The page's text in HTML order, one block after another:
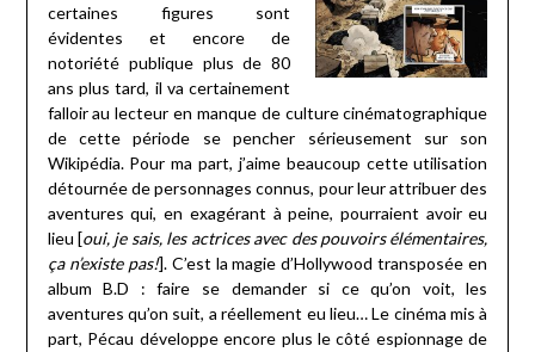
certaines figures sont
évidentes et encore de
notoriété publique plus de 80
ans plus tard, il va certainement
falloir au lecteur en manque de culture cinématographique
de cette période se pencher sérieusement sur son
Wikipédia. Pour ma part, j’aime beaucoup cette utilisation
détournée de personnages connus, pour leur attribuer des
aventures qui, en exagérant à peine, pourraient avoir eu
lieu [oui, je sais, les actrices avec des pouvoirs élémentaires,
ça n’existe pas!]. C’est la magie d’Hollywood transposée en
album B.D : faire se demander si ce qu’on voit, les
aventures qu’on suit, a réellement eu lieu… Le cinéma mis à
part, Pécau développe encore plus le côté espionnage de